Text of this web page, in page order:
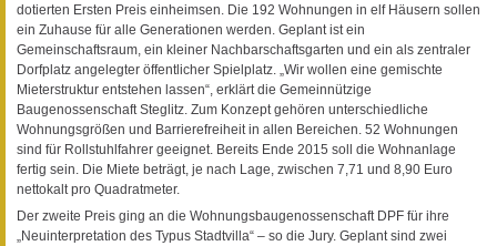
dotierten Ersten Preis einheimsen. Die 192 Wohnungen in elf Häusern sollen
ein Zuhause für alle Generationen werden. Geplant ist ein
Gemeinschaftsraum, ein kleiner Nachbarschaftsgarten und ein als zentraler
Dorfplatz angelegter öffentlicher Spielplatz. „Wir wollen eine gemischte
Mieterstruktur entstehen lassen“, erklärt die Gemeinnützige
Baugenossenschaft Steglitz. Zum Konzept gehören unterschiedliche
Wohnungsgrößen und Barrierefreiheit in allen Bereichen. 52 Wohnungen
sind für Rollstuhlfahrer geeignet. Bereits Ende 2015 soll die Wohnanlage
fertig sein. Die Miete beträgt, je nach Lage, zwischen 7,71 und 8,90 Euro
nettokalt pro Quadratmeter.
Der zweite Preis ging an die Wohnungsbaugenossenschaft DPF für ihre
„Neuinterpretation des Typus Stadtvilla“ – so die Jury. Geplant sind zwei